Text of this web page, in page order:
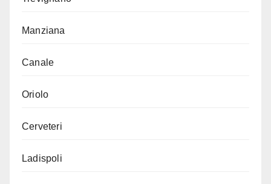
Manziana
Canale
Oriolo
Cerveteri
Ladispoli